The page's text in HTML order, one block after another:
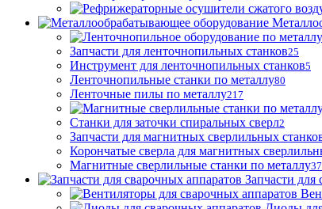
Запчасти для ленточнопильных станков25
Инструмент для ленточнопильных станков5
Ленточнопильные станки по металлу80
Ленточные пилы по металлу217
Станки для заточки спиральных сверл2
Запчасти для магнитных сверлильных
Корончатые сверла для магнитных
Магнитные сверлильные станки по металлу37
Запчасти для